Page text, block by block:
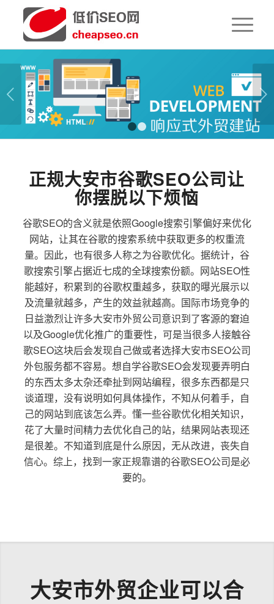
下一页
1 2
正规大安市谷歌SEO公司让
你摆脱以下烦恼
谷歌SEO的含义就是依照Google搜索引擎偏好来优化
网站，让其在谷歌的搜索系统中获取更多的权重流
量。因此，也有很多人称之为谷歌优化。据统计，谷
歌搜索引擎占据近七成的全球搜索份额。网站SEO性
能越好，积累到的谷歌权重越多，获取的曝光展示以
及流量就越多，产生的效益就越高。国际市场竞争的
日益激烈让许多大安市外贸公司意识到了客源的窘迫
以及Google优化推广的重要性，可是当很多人接触谷
歌SEO这块后会发现自己做或者选择大安市SEO公司
外包服务都不容易。想自学谷歌SEO会发现要弄明白
的东西太多太杂还牵扯到网站编程，很多东西都是只
谈道理，没有说明如何具体操作，不知从何着手，自
己的网站到底该怎么弄。懂一些谷歌优化相关知识，
花了大量时间精力去优化自己的站，结果网站表现还
是很差。不知道到底是什么原因，无从改进，丧失自
信心。综上，找到一家正规靠谱的谷歌SEO公司是必
要的。
大安市外贸企业可以合